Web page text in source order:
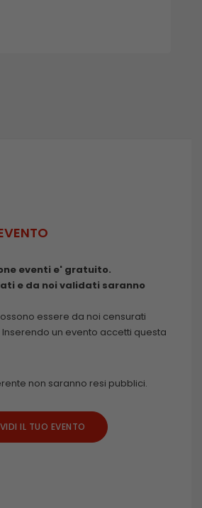
eventi e' gratuito.
e da noi validati saranno
essere da noi censurati
un evento accetti questa
non saranno resi pubblici.
IL TUO EVENTO